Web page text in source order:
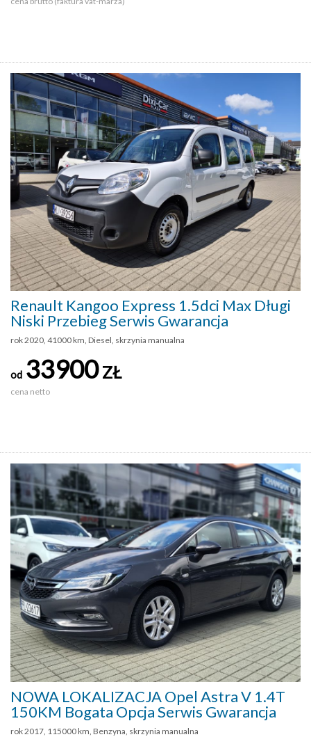
Renault Kangoo Express 1.5dci Max Długi
Niski Przebieg Serwis Gwarancja
rok 2020, 41000 km, Diesel, skrzynia manualna
od 33900ZŁ
cena netto
NOWA LOKALIZACJA Opel Astra V 1.4T
150KM Bogata Opcja Serwis Gwarancja
rok 2017, 115000 km, Benzyna, skrzynia manualna